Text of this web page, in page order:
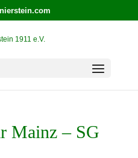
Mainz – SG